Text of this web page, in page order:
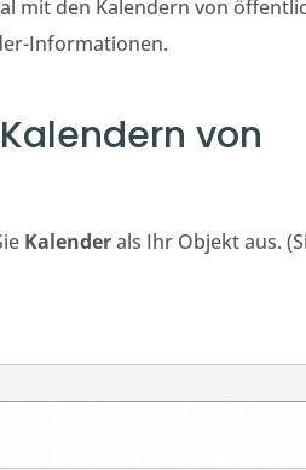
mit den Kalendern von
Informationen.
von
Kalenderals Ihr Objekt aus.